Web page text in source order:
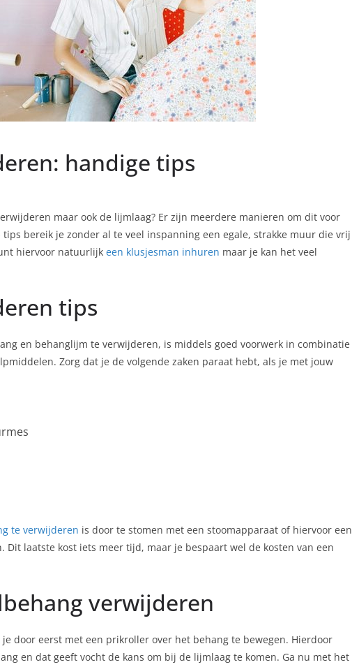
handige tips
maar ook de lijmlaag? Er zijn meerdere manieren om dit voor
bereik je zonder al te veel inspanning een egale, strakke muur die vrij
hiervoor natuurlijk een klusjesman inhuren maar je kan het veel
tips
en behanglijm te verwijderen, is middels goed voorwerk in combinatie
Zorg dat je de volgende zaken paraat hebt, als je met jouw
te verwijderen is door te stomen met een stoomapparaat of hiervoor een
Dit laatste kost iets meer tijd, maar je bespaart wel de kosten van een
verwijderen
door eerst met een prikroller over het behang te bewegen. Hierdoor
en dat geeft vocht de kans om bij de lijmlaag te komen. Ga nu met het